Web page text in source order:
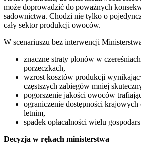
może doprowadzić do poważnych
sadownictwa. Chodzi nie tylko o
cały sektor produkcji owoców.
W scenariuszu bez interwencji
znaczne straty plonów w
porzeczkach,
wzrost kosztów produkcji
częstszych zabiegów mniej
pogorszenie jakości owoców
ograniczenie dostępności
letnim,
spadek opłacalności wielu
Decyzja w rękach ministerstwa